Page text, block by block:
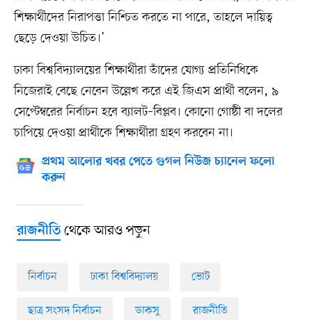
শিক্ষার্থীদের নিরাপত্তা নিশ্চিত করতে না পারে, তাহলে দায়িত্ব
ছেড়ে দেওয়া উচিত।’
ঢাকা বিশ্ববিদ্যালয়ের শিক্ষার্থীরা তাঁদের যোগ্য প্রতিনিধিকে
নিজেরাই বেছে নেবেন উল্লেখ করে এই জিএস প্রার্থী বলেন, ৯
সেপ্টেম্বরের নির্বাচন হবে ব্যালট–বিপ্লব। কোনো গোষ্ঠী বা দলের
চাপিয়ে দেওয়া প্রার্থীকে শিক্ষার্থীরা গ্রহণ করবেন না।
প্রথম আলোর খবর পেতে গুগল নিউজ চ্যানেল ফলো
করুন
রাজনীতিথেকে আরও পড়ুন
নির্বাচন ঢাকা বিশ্ববিদ্যালয় ভোট
ছাত্র সংসদ নির্বাচন ডাকসু রাজনীতি